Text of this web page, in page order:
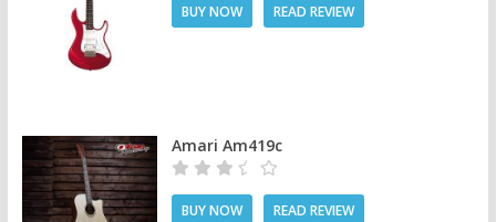
BUY NOW READ REVIEW
Amari Am419c
BUY NOW READ REVIEW